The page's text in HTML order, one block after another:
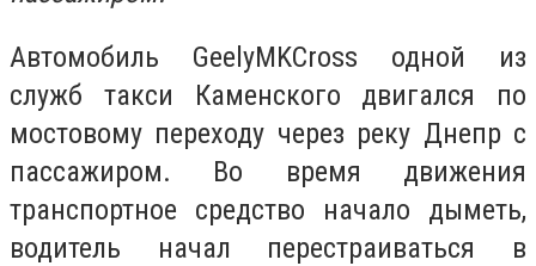
Автомобиль GeelyMKCross одной из
служб такси Каменского двигался по
мостовому переходу через реку Днепр с
пассажиром. Во время движения
транспортное средство начало дыметь,
водитель начал перестраиваться в